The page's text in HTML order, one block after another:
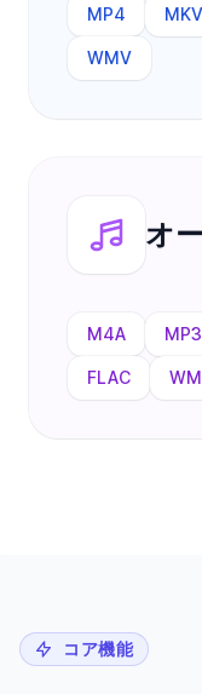
MP4 MKV
WMV
オ
M4A MP3
FLAC
コア機能